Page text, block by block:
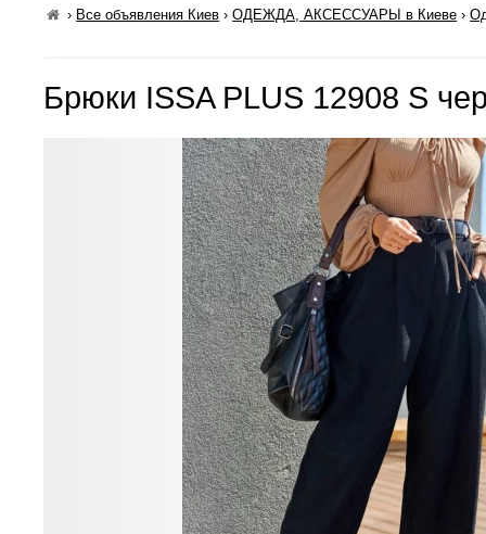
› Все объявления Киев ›ОДЕЖДА, АКСЕССУАРЫ в Киеве ›
Брюки ISSA PLUS 12908 S